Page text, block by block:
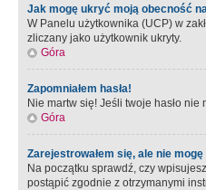
Jak mogę ukryć moją obecność
W Panelu użytkownika (UCP) w
zliczany jako użytkownik ukryty.
Góra
Zapomniałem hasła!
Nie martw się! Jeśli twoje hasło
Góra
Zarejestrowałem się, ale nie
Na początku sprawdź, czy
postąpić zgodnie z otrzymanymi